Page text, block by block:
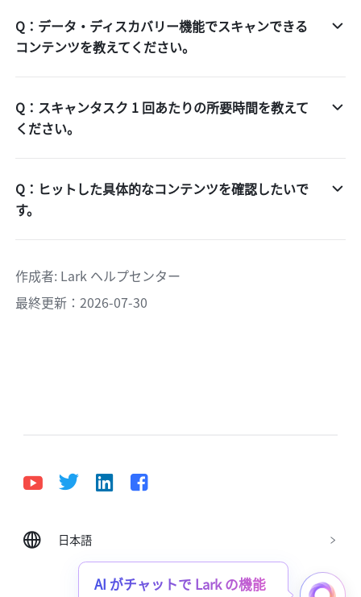
Q：データ・ディスカバリー機能でスキャンできる
コンテンツを教えてください。
Q：スキャンタスク 1 回あたりの所要時間を教えて
ください。
Q：ヒットした具体的なコンテンツを確認したいで
す。
作成者: Lark ヘルプセンター
最終更新：2026-07-30
日本語
Bahasa Indonesia Deutsch English
Español
Italiano Português (Brasil)